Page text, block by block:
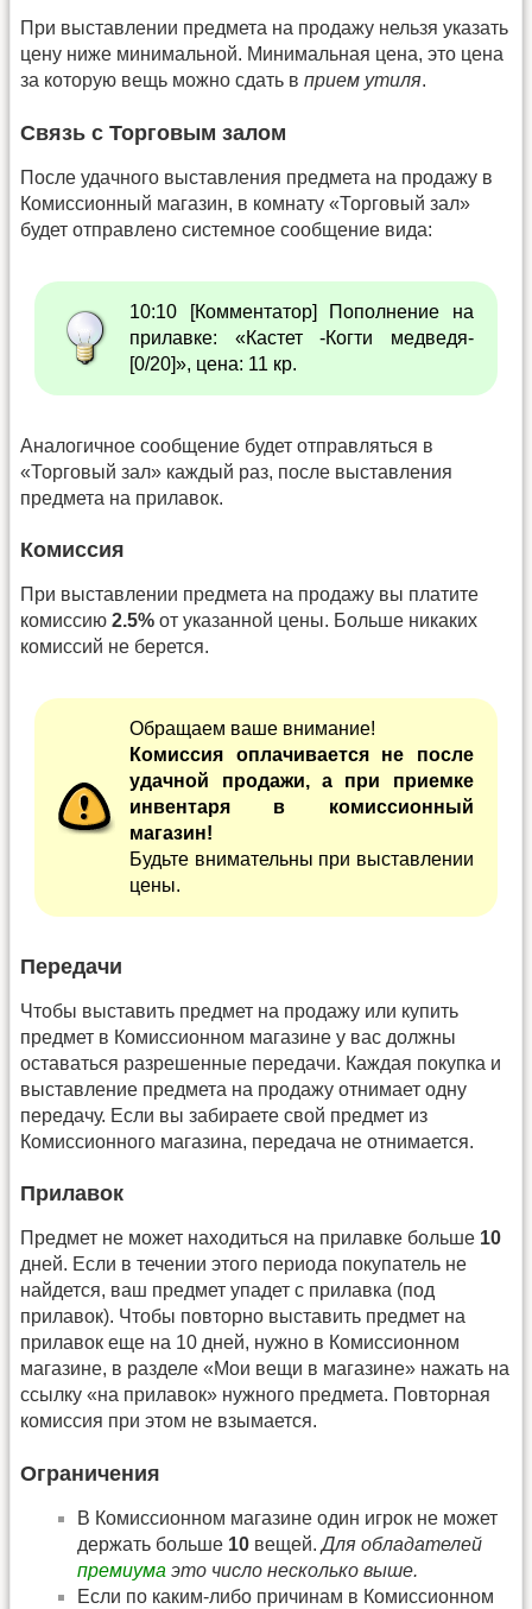
При выставлении предмета на продажу нельзя указать
цену ниже минимальной. Минимальная цена, это цена
за которую вещь можно сдать в прием утиля.
Связь с Торговым залом
После удачного выставления предмета на продажу в
Комиссионный магазин, в комнату «Торговый зал»
будет отправлено системное сообщение вида:
10:10 [Комментатор] Пополнение на
прилавке: «Кастет -Когти медведя-
[0/20]», цена: 11 кр.
Аналогичное сообщение будет отправляться в
«Торговый зал» каждый раз, после выставления
предмета на прилавок.
Комиссия
При выставлении предмета на продажу вы платите
комиссию 2.5% от указанной цены. Больше никаких
комиссий не берется.
Обращаем ваше внимание!
Комиссия оплачивается не после
удачной продажи, а при приемке
инвентаря в комиссионный
магазин!
Будьте внимательны при выставлении
цены.
Передачи
Чтобы выставить предмет на продажу или купить
предмет в Комиссионном магазине у вас должны
оставаться разрешенные передачи. Каждая покупка и
выставление предмета на продажу отнимает одну
передачу. Если вы забираете свой предмет из
Комиссионного магазина, передача не отнимается.
Прилавок
Предмет не может находиться на прилавке больше 10
дней. Если в течении этого периода покупатель не
найдется, ваш предмет упадет с прилавка (под
прилавок). Чтобы повторно выставить предмет на
прилавок еще на 10 дней, нужно в Комиссионном
магазине, в разделе «Мои вещи в магазине» нажать на
ссылку «на прилавок» нужного предмета. Повторная
комиссия при этом не взымается.
Ограничения
В Комиссионном магазине один игрок не может
держать больше 10 вещей.Для обладателей
премиума это число несколько выше.
Если по каким-либо причинам в Комиссионном